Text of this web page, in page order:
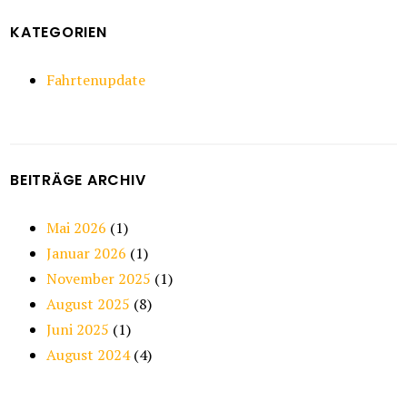
KATEGORIEN
Fahrtenupdate
BEITRÄGE ARCHIV
Mai 2026 (1)
Januar 2026 (1)
November 2025 (1)
August 2025 (8)
Juni 2025 (1)
August 2024(4)